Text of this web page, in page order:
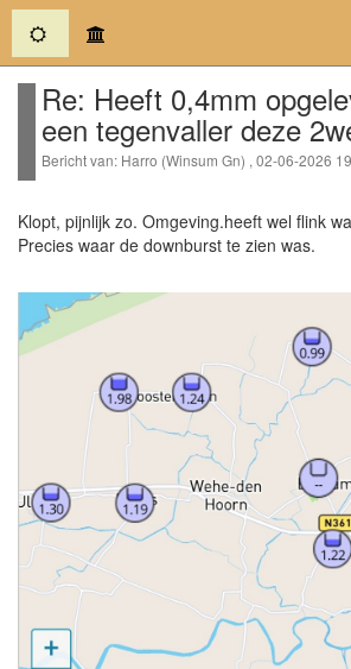
(current)
Re: Heeft 0,4mm
een tegenvaller deze
Bericht van: Harro (Winsum Gn) , 02-06-2026
Klopt, pijnlijk zo. Omgeving.heeft wel flink
Precies waar de downburst te zien was.